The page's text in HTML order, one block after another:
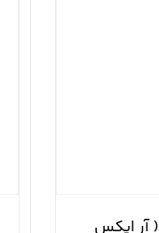
رادیاتور کولر لکسوس rx۳۵۰ ( آر ایکس